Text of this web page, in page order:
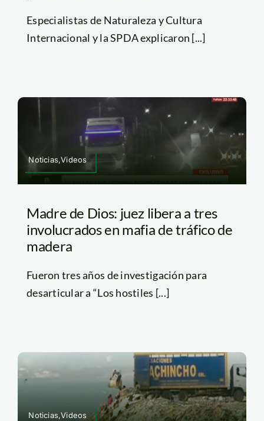
Especialistas de Naturaleza y Cultura
Internacional y la SPDA explicaron [...]
Noticias,Videos
Madre de Dios: juez libera a tres
involucrados en mafia de tráfico de
madera
Fueron tres años de investigación para
desarticular a “Los hostiles [...]
Noticias,Videos